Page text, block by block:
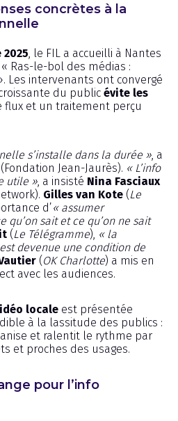
concrètes à la
, le FIL a accueilli à Nantes
Ras-le-bol des médias :
Les intervenants ont convergé
du public évite les
flux et un traitement perçu
s’installe dans la durée » , a
(Fondation Jean-Jaurès). « L’info
utile » , a insisté Nina Fasciaux
Gilles van Kote (Le
d’« assumer
qu’on sait et ce qu’on ne sait
(Le Télégramme), « la
devenue une condition de
(OK Charlotte) a mis en
avec les audiences.
locale est présentée
à la lassitude des publics :
et ralentit le rythme par
et proches des usages.
pour l’info